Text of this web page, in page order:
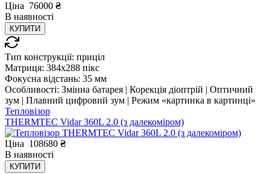
Ціна 76000 ₴
В наявності
КУПИТИ
Тип конструкції: приціл
Матриця: 384x288 пікс
Фокусна відстань: 35 мм
Особливості: Змінна батарея | Корекція діоптрій | Оптичний
зум | Плавний цифровий зум | Режим «картинка в картинці»
Тепловізор
THERMTEC Vidar 360L 2.0 (з далекоміром)
Ціна 108680 ₴
В наявності
КУПИТИ